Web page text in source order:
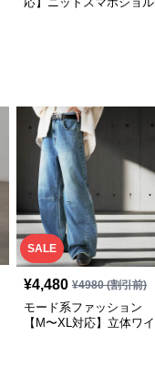
SALE
¥4,480 ¥4980(割引前)
モード系ファッション
【M〜XL対応】立体ワイ